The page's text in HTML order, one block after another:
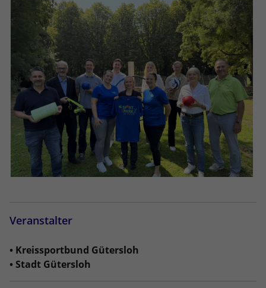
Veranstalter
• Kreissportbund Gütersloh
• Stadt Gütersloh